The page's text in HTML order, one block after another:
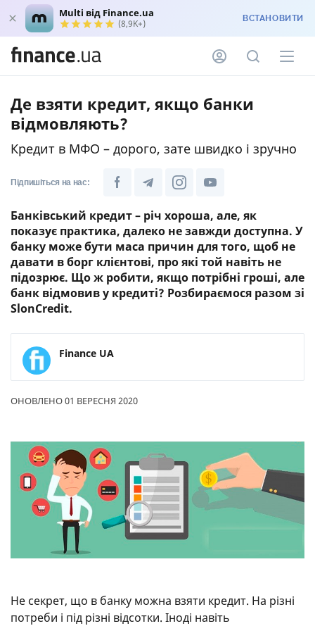
Multi від Finance.ua
(8,9K+) ВСТАНОВИТИ
Де взяти кредит, якщо банки
відмовляють?
Кредит в МФО – дорого, зате швидко і зручно
Підпишіться на нас:
Банківський кредит – річ хороша, але, як
показує практика, далеко не завжди доступна. У
банку може бути маса причин для того, щоб не
давати в борг клієнтові, про які той навіть не
підозрює. Що ж робити, якщо потрібні гроші, але
банк відмовив у кредиті? Розбираємося разом зі
SlonCredit.
Finance UA
ОНОВЛЕНО 01 ВЕРЕСНЯ 2020
Не секрет, що в банку можна взяти кредит. На різні
потреби і під різні відсотки. Іноді навіть